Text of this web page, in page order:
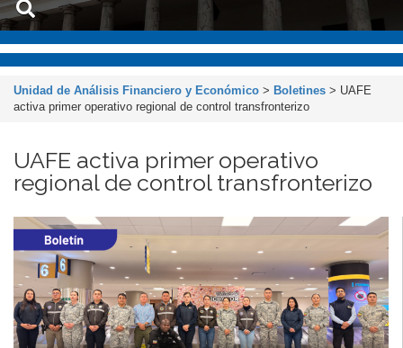
Unidad de Análisis Financiero y Económico > Boletines > UAFE
activa primer operativo regional de control transfronterizo
UAFE activa primer operativo
regional de control transfronterizo